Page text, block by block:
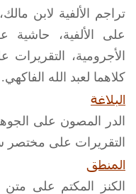
تراجم الألفية لابن
على الألفية، حاشية
الأجرومية،
كلاهما لعبد الله الفاكهي.
البلاغة
الدر المصون على
التقريرات على مختصر
المنطق
الكنز المكتم على